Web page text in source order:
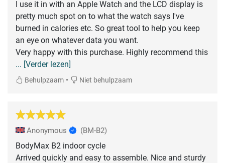
I use it in with an Apple Watch and the LCD display is
pretty much spot on to what the watch says I've
burned in calories etc. So great tool to help you keep
an eye on whatever data you want.
Very happy with this purchase. Highly recommend this
... [Verder lezen]
Behulpzaam • Niet behulpzaam
Anonymous (BM-B2)
BodyMax B2 indoor cycle
Arrived quickly and easy to assemble. Nice and sturdy